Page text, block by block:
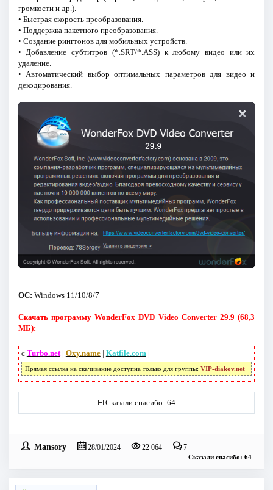
громкости и др.).
• Быстрая скорость преобразования.
• Поддержка пакетного преобразования.
• Создание рингтонов для мобильных устройств.
• Добавление субтитров (*.SRT/*.ASS) к любому видео или их
удаление.
• Автоматический выбор оптимальных параметров для видео и
декодирования.
ОС: Windows 11/10/8/7
Скачать программу WonderFox DVD Video Converter 29.9 (68,3
МБ):
с Turbo.net| Oxy.name| Katfile.com|
Прямая ссылка на скачивание доступна только для группы: VIP-diakov.net
Сказали спасибо: 64
Mansory 28/01/2024 22 064 7
Сказали спасибо: 64